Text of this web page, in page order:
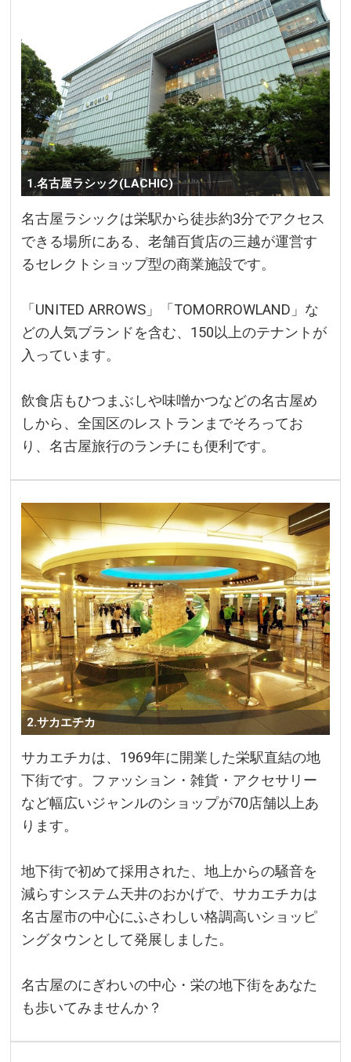
1.名古屋ラシック(LACHIC)
名古屋ラシックは栄駅から徒歩約3分でアクセス
できる場所にある、老舗百貨店の三越が運営す
るセレクトショップ型の商業施設です。
「UNITED ARROWS」「TOMORROWLAND」な
どの人気ブランドを含む、150以上のテナントが
入っています。
飲食店もひつまぶしや味噌かつなどの名古屋め
しから、全国区のレストランまでそろってお
り、名古屋旅行のランチにも便利です。
2.サカエチカ
サカエチカは、1969年に開業した栄駅直結の地
下街です。ファッション・雑貨・アクセサリー
など幅広いジャンルのショップが70店舗以上あ
ります。
地下街で初めて採用された、地上からの騒音を
減らすシステム天井のおかげで、サカエチカは
名古屋市の中心にふさわしい格調高いショッピ
ングタウンとして発展しました。
名古屋のにぎわいの中心・栄の地下街をあなた
も歩いてみませんか？